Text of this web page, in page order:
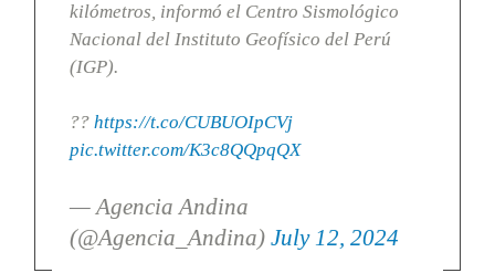
kilómetros, informó el Centro Sismológico
Nacional del Instituto Geofísico del Perú
(IGP).
?? https://t.co/CUBUOIpCVj
pic.twitter.com/K3c8QQpqQX
— Agencia Andina
(@Agencia_Andina) July 12, 2024